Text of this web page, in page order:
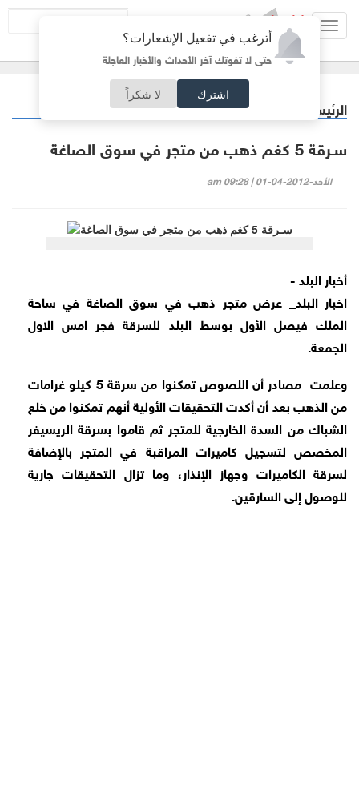
أترغب في تفعيل الإشعارات؟
حتى لا تفوتك آخر الأحداث والأخبار العاجلة
اشترك لا شكراً
الرئيسية
سـرقة 5 كغم ذهب من متجر في سوق الصاغة
الأحد-2012-04-01 | 09:28 am
أخبار البلد -
اخبار البلد_ عرض متجر ذهب في سوق الصاغة في ساحة
الملك فيصل الأول بوسط البلد للسرقة فجر امس الاول
الجمعة.
وعلمت مصادر أن اللصوص تمكنوا من سرقة 5 كيلو غرامات
من الذهب بعد أن أكدت التحقيقات الأولية أنهم تمكنوا من خلع
الشباك من السدة الخارجية للمتجر ثم قاموا بسرقة الريسيفر
المخصص لتسجيل كاميرات المراقبة في المتجر بالإضافة
لسرقة الكاميرات وجهاز الإنذار، وما تزال التحقيقات جارية
للوصول إلى السارقين.